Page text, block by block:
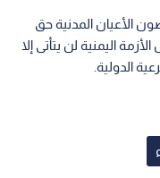
الأعيان المدنية حق
اليمنية لن يتأتى إلا
الدولية.